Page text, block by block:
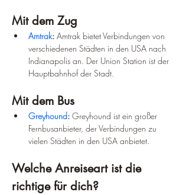
Mit dem Zug
Amtrak: Amtrak bietet Verbindungen von
verschiedenen Städten in den USA nach
Indianapolis an. Der Union Station ist der
Hauptbahnhof der Stadt.
Mit dem Bus
Greyhound: Greyhound ist ein großer
Fernbusanbieter, der Verbindungen zu
vielen Städten in den USA anbietet.
Welche Anreiseart ist die
richtige für dich?